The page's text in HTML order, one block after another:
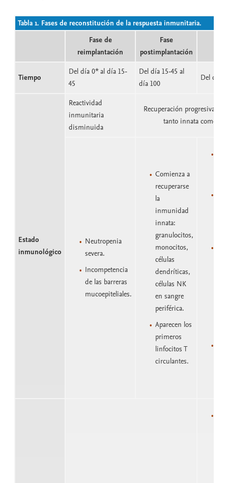
Tabla 1. Fases de reconstitución de la respuesta inmunitaria.
Fase de
reimplantación
Fase
postimplantación
Tiempo
Del día 0* al día 15-
45
Del día 15-45 al
día 100
Del día
Estado
inmunológico
Reactividad
inmunitaria
disminuida
Recuperación progresiva
tanto innata como
Neutropenia
severa.
Incompetencia
de las barreras
mucoepiteliales.
Comienza a
recuperarse
la
inmunidad
innata:
granulocitos,
monocitos,
células
dendríticas,
células NK
en sangre
periférica.
Aparecen los
primeros
linfocitos T
circulantes.